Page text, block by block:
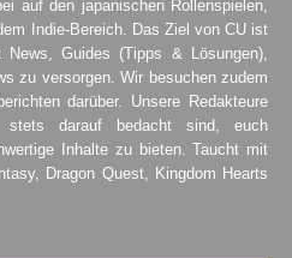
auf den japanischen Rollenspielen,
Indie-Bereich. Das Ziel von CU ist
Guides (Tipps & Lösungen),
zu versorgen. Wir besuchen zudem
darüber. Unsere Redakteure
darauf bedacht sind, euch
Inhalte zu bieten. Taucht mit
Dragon Quest, Kingdom Hearts